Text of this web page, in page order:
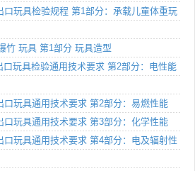
玩具检验规程 第1部分：承载儿童体重玩
竹 玩具 第1部分 玩具造型
玩具检验通用技术要求 第2部分：电性能
玩具通用技术要求 第2部分：易燃性能
玩具通用技术要求 第3部分：化学性能
玩具通用技术要求 第4部分：电及辐射性